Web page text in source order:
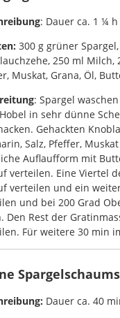
: Dauer ca. 1 ¼ h
300 g grüner
250 ml Milch,
Muskat, Grana, Öl,
: Spargel
in sehr dünne
Gehackten
Salz, Pfeffer,
Auflaufform mit
verteilen. Eine Viertel
verteilen und ein
und bei 200 Grad
Den Rest der
Für weitere 30 min
Dauer ca. 40